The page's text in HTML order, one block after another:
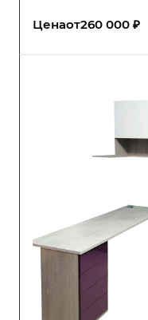
Ценаот260 000 ₽